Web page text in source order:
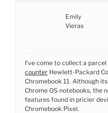
Emily
Vieras
I’ve come to collect a parcel
counter Hewlett-Packard
Chromebook 11. Although
Chrome OS notebooks, the
features found in pricier
Chromebook Pixel.